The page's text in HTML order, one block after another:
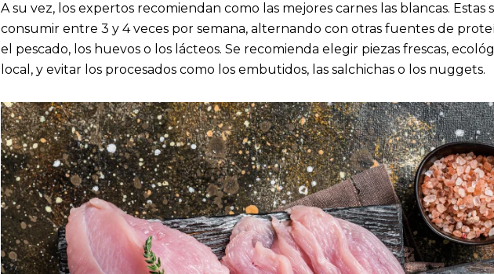
A su vez, los expertos recomiendan como las mejores carnes las blancas. Estas
consumir entre 3 y 4 veces por semana, alternando con otras fuentes de
el pescado, los huevos o los lácteos. Se recomienda elegir piezas frescas,
local, y evitar los procesados como los embutidos, las salchichas o los nuggets.